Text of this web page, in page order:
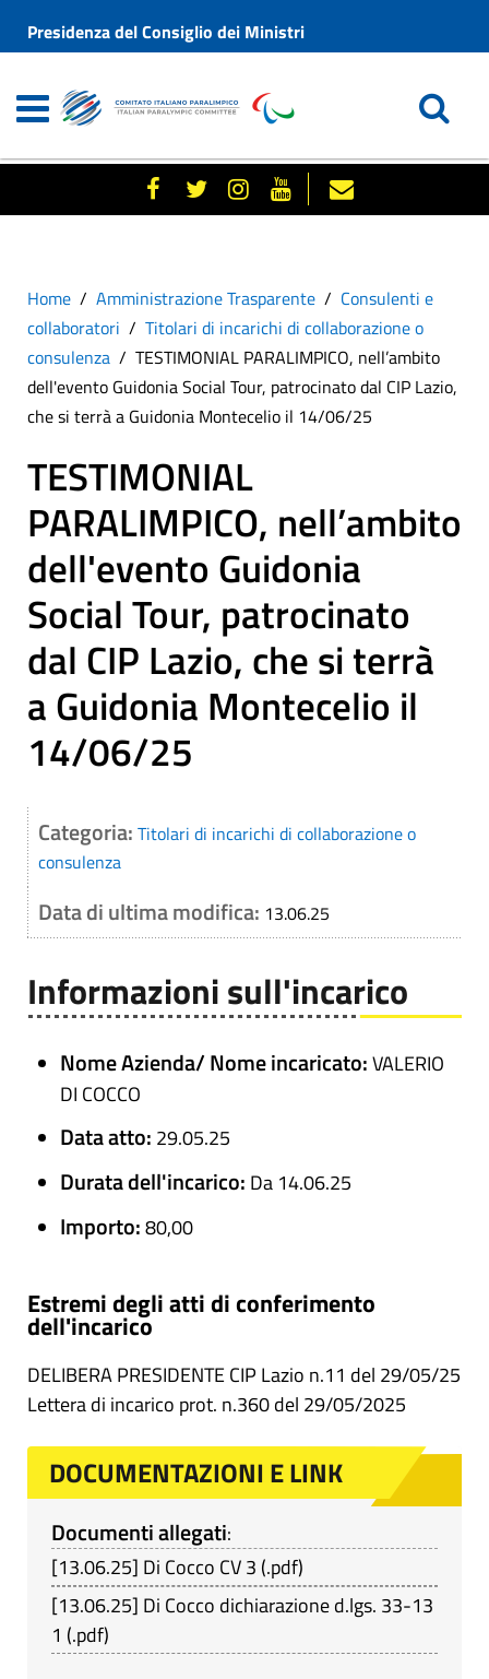
Presidenza del Consiglio dei Ministri
Home Amministrazione Trasparente
Consulenti e
collaboratori
Titolari di incarichi di collaborazione o
consulenza
TESTIMONIAL PARALIMPICO, nell’ambito
dell'evento Guidonia Social Tour, patrocinato dal CIP Lazio,
che si terrà a Guidonia Montecelio il 14/06/25
TESTIMONIAL
PARALIMPICO, nell’ambito
dell'evento Guidonia
Social Tour, patrocinato
dal CIP Lazio, che si terrà
a Guidonia Montecelio il
14/06/25
Categoria: Titolari di incarichi di collaborazione o
consulenza
Data di ultima modifica: 13.06.25
Informazioni sull'incarico
Nome Azienda/ Nome incaricato:VALERIO
DI COCCO
Data atto: 29.05.25
Durata dell'incarico: Da 14.06.25
Importo:80,00
Estremi degli atti di conferimento
dell'incarico
DELIBERA PRESIDENTE CIP Lazio n.11 del 29/05/25
Lettera di incarico prot. n.360 del 29/05/2025
DOCUMENTAZIONI E LINK
Documenti allegati:
[13.06.25] Di Cocco CV 3 (.pdf)
[13.06.25] Di Cocco dichiarazione d.lgs. 33-13
1 (.pdf)